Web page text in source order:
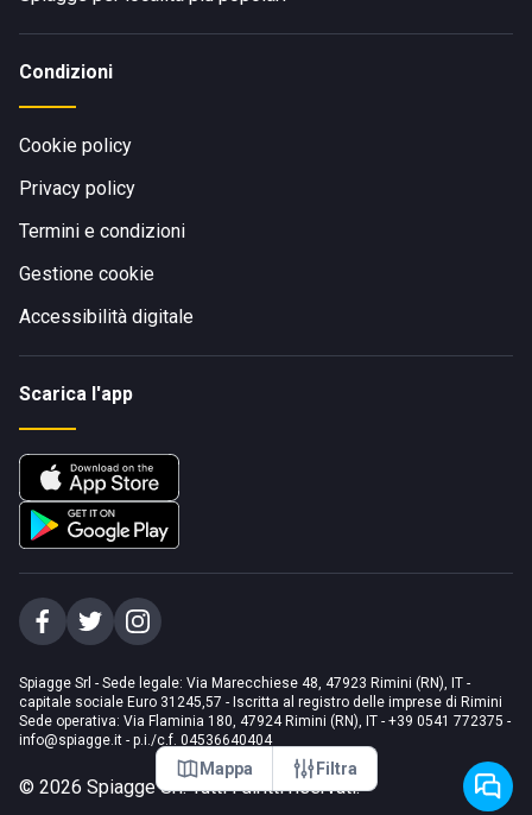
Mappa Filtra
Condizioni
Cookie policy
Privacy policy
Termini e condizioni
Gestione cookie
Accessibilità digitale
Scarica l'app
Spiagge Srl - Sede legale: Via Marecchiese 48, 47923 Rimini (RN), IT -
capitale sociale Euro 31245,57 - Iscritta al registro delle imprese di Rimini
Sede operativa: Via Flaminia 180, 47924 Rimini (RN), IT - +39 0541 772375 -
info@spiagge.it - p.i./c.f. 04536640404
© 2026 Spiagge Srl. Tutti i diritti riservati.